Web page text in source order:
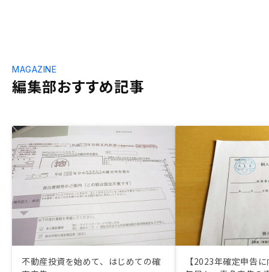
編集部おすすめ記事
MAGAZINE
不動産投資を始めて、はじめての確
【2023年確定申告